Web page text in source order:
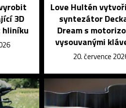
3D
Love Hultén
syntezátor
Dream s
vysouvanými
20. července